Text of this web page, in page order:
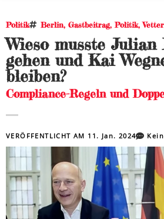
Politik Berlin, Gastbeitrag,Politik,
Wieso musste
gehen und Kai
bleiben?
Compliance-Regeln und
VERÖFFENTLICHT AM 11. Jan. 2024